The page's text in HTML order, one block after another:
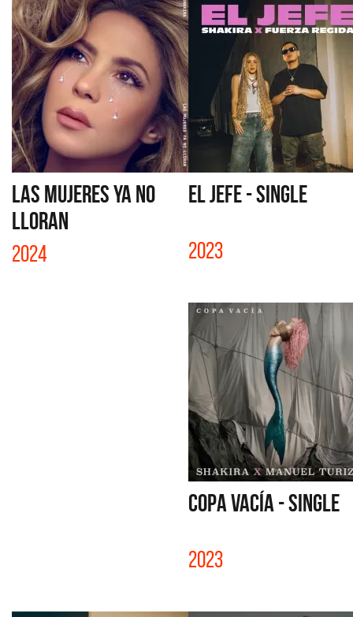
LAS MUJERES YA NO
LLORAN
2024
EL JEFE - SINGLE
2023
COPA VACÍA - SINGLE
2023